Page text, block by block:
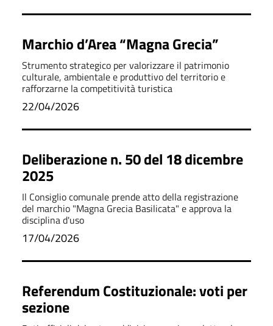
Marchio d’Area “Magna Grecia”
Strumento strategico per valorizzare il patrimonio
culturale, ambientale e produttivo del territorio e
rafforzarne la competitività turistica
22/04/2026
Deliberazione n. 50 del 18 dicembre
2025
Il Consiglio comunale prende atto della registrazione
del marchio "Magna Grecia Basilicata" e approva la
disciplina d'uso
17/04/2026
Referendum Costituzionale: voti per
sezione